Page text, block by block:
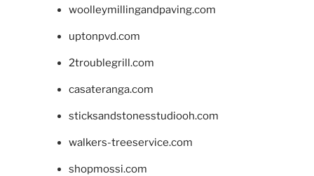
woolleymillingandpaving.com
uptonpvd.com
2troublegrill.com
casateranga.com
sticksandstonesstudiooh.com
walkers-treeservice.com
shopmossi.com